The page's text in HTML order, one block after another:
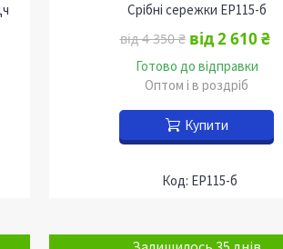
Срібні сережки EP115-б
від 4 350 ₴ від 2 610 ₴
Готово до відправки
Оптом і в роздріб
Купити
EP115-б